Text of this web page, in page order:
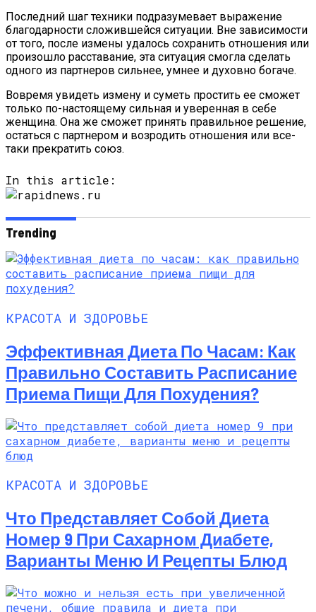
Последний шаг техники подразумевает выражение
благодарности сложившейся ситуации. Вне зависимости
от того, после измены удалось сохранить отношения или
произошло расставание, эта ситуация смогла сделать
одного из партнеров сильнее, умнее и духовно богаче.
Вовремя увидеть измену и суметь простить ее сможет
только по-настоящему сильная и уверенная в себе
женщина. Она же сможет принять правильное решение,
остаться с партнером и возродить отношения или все-
таки прекратить союз.
In this article:
Trending
КРАСОТА И ЗДОРОВЬЕ
Эффективная Диета По Часам: Как
Правильно Составить Расписание
Приема Пищи Для Похудения?
КРАСОТА И ЗДОРОВЬЕ
Что Представляет Собой Диета
Номер 9 При Сахарном Диабете,
Варианты Меню И Рецепты Блюд